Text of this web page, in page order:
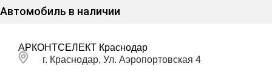
Автомобиль в наличии
АРКОНТСЕЛЕКТ Краснодар
г. Краснодар, Ул. Аэропортовская 4